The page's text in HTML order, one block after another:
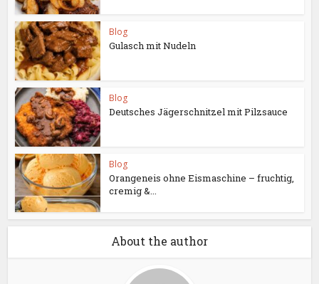
Blog
Gulasch mit Nudeln
Blog
Deutsches Jägerschnitzel mit Pilzsauce
Blog
Orangeneis ohne Eismaschine – fruchtig,
cremig &...
About the author